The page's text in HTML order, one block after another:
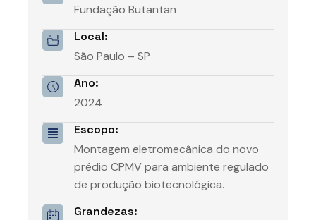
Fundação Butantan
Local:
São Paulo – SP
Ano:
2024
Escopo:
Montagem eletromecânica do novo
prédio CPMV para ambiente regulado
de produção biotecnológica.
Grandezas: